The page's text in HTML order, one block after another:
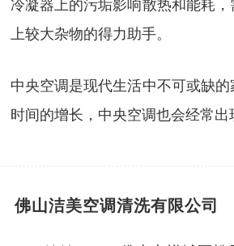
冷凝器上的污垢影响散热和能耗
上较大杂物的得力助手。
中央空调是现代生活中不可或缺
时间的增长，中央空调也会经常
佛山洁美空调清洗有限公司